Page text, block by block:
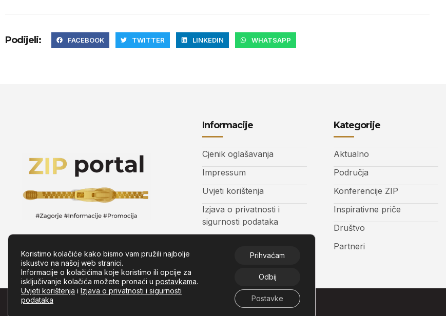
Podijeli: FACEBOOK TWITTER LINKEDIN WHATSAPP
Informacije
Cjenik oglašavanja
Impressum
Uvjeti korištenja
Izjava o privatnosti i
sigurnosti podataka
Kategorije
Aktualno
Područja
Konferencije ZIP
Inspirativne priče
Društvo
Partneri
Koristimo kolačiće kako bismo vam pružili najbolje
iskustvo na našoj web stranici.
Informacije o kolačićima koje koristimo ili opcije za
isključivanje kolačića možete pronaći u postavkama.
Uvjeti korištenja i Izjava o privatnosti i sigurnosti
podataka
Prihvaćam
Odbij
Postavke